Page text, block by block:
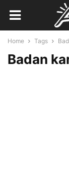
Home Tags
Badan